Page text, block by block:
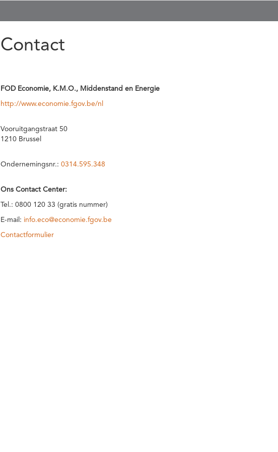
Contact
FOD Economie, K.M.O., Middenstand en Energie
http://www.economie.fgov.be/nl
Vooruitgangstraat 50
1210 Brussel
Ondernemingsnr.: 0314.595.348
Ons Contact Center:
Tel.: 0800 120 33 (gratis nummer)
E-mail: info.eco@economie.fgov.be
Contactformulier